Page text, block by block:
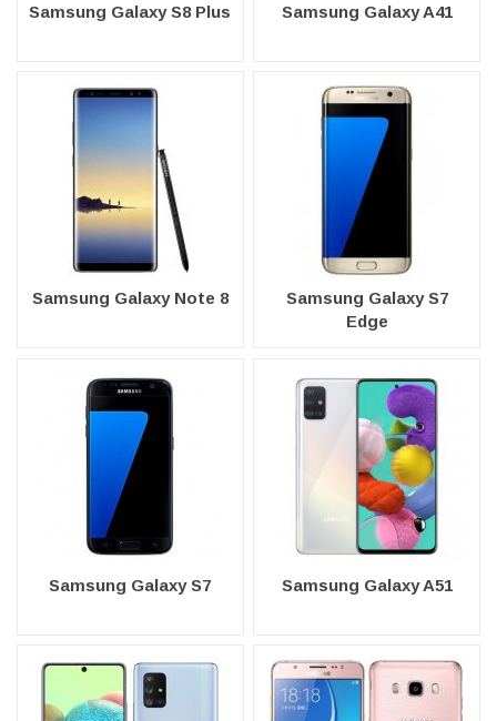
Samsung Galaxy S8 Plus Samsung Galaxy A41
Samsung Galaxy Note 8
Samsung Galaxy S7
Edge
Samsung Galaxy S7 Samsung Galaxy A51